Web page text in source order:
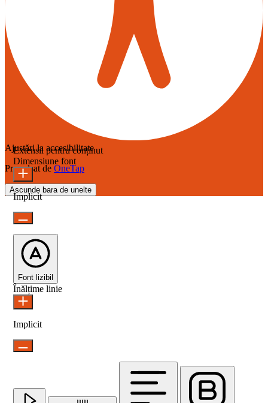
Ajustări la accesibilitate
Propulsat de OneTap
Ascunde bara de unelte
Extensii pentru conținut
Dimensiune font
Implicit
Font lizibil
Înălțime linie
Implicit